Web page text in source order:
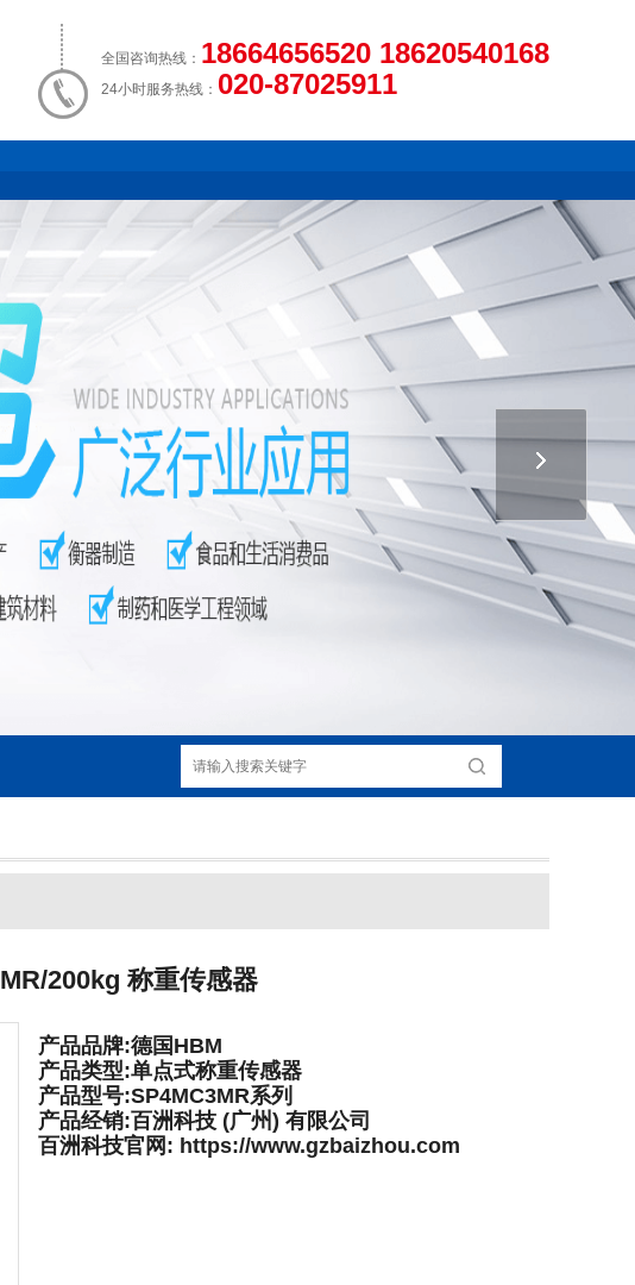
全国咨询热线： 18664656520 18620540168
24小时服务热线： 020-87025911
200kg 称重传感器
产品品牌:德国HBM
产品类型:单点式称重传感器
产品型号:SP4MC3MR系列
产品经销:百洲科技 (广州) 有限公司
百洲科技官网: https://www.gzbaizhou.com